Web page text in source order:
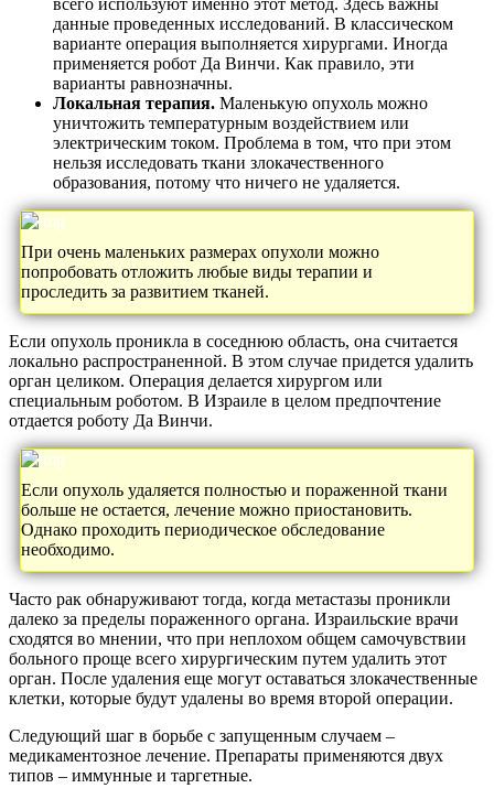
всего используют именно этот метод. Здесь важны
данные проведенных исследований. В классическом
варианте операция выполняется хирургами. Иногда
применяется робот Да Винчи. Как правило, эти
варианты равнозначны.
Локальная терапия. Маленькую опухоль можно
уничтожить температурным воздействием или
электрическим током. Проблема в том, что при этом
нельзя исследовать ткани злокачественного
образования, потому что ничего не удаляется.
При очень маленьких размерах опухоли можно
попробовать отложить любые виды терапии и
проследить за развитием тканей.
Если опухоль проникла в соседнюю область, она считается
локально распространенной. В этом случае придется удалить
орган целиком. Операция делается хирургом или
специальным роботом. В Израиле в целом предпочтение
отдается роботу Да Винчи.
Если опухоль удаляется полностью и пораженной ткани
больше не остается, лечение можно приостановить.
Однако проходить периодическое обследование
необходимо.
Часто рак обнаруживают тогда, когда метастазы проникли
далеко за пределы пораженного органа. Израильские врачи
сходятся во мнении, что при неплохом общем самочувствии
больного проще всего хирургическим путем удалить этот
орган. После удаления еще могут оставаться злокачественные
клетки, которые будут удалены во время второй операции.
Следующий шаг в борьбе с запущенным случаем –
медикаментозное лечение. Препараты применяются двух
типов – иммунные и таргетные.